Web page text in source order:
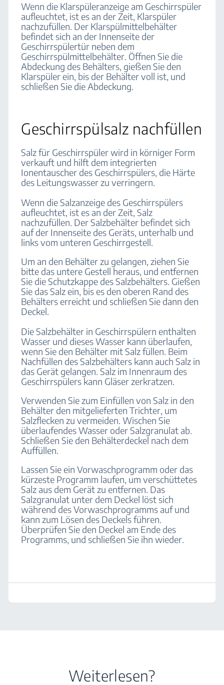
Wenn die Klarspüleranzeige am Geschirrspüler
aufleuchtet, ist es an der Zeit, Klarspüler
nachzufüllen. Der Klarspülmittelbehälter
befindet sich an der Innenseite der
Geschirrspülertür neben dem
Geschirrspülmittelbehälter. Öffnen Sie die
Abdeckung des Behälters, gießen Sie den
Klarspüler ein, bis der Behälter voll ist, und
schließen Sie die Abdeckung.
Geschirrspülsalz nachfüllen
Salz für Geschirrspüler wird in körniger Form
verkauft und hilft dem integrierten
Ionentauscher des Geschirrspülers, die Härte
des Leitungswasser zu verringern.
Wenn die Salzanzeige des Geschirrspülers
aufleuchtet, ist es an der Zeit, Salz
nachzufüllen. Der Salzbehälter befindet sich
auf der Innenseite des Geräts, unterhalb und
links vom unteren Geschirrgestell.
Um an den Behälter zu gelangen, ziehen Sie
bitte das untere Gestell heraus, und entfernen
Sie die Schutzkappe des Salzbehälters. Gießen
Sie das Salz ein, bis es den oberen Rand des
Behälters erreicht und schließen Sie dann den
Deckel.
Die Salzbehälter in Geschirrspülern enthalten
Wasser und dieses Wasser kann überlaufen,
wenn Sie den Behälter mit Salz füllen. Beim
Nachfüllen des Salzbehälters kann auch Salz in
das Gerät gelangen. Salz im Innenraum des
Geschirrspülers kann Gläser zerkratzen.
Verwenden Sie zum Einfüllen von Salz in den
Behälter den mitgelieferten Trichter, um
Salzflecken zu vermeiden. Wischen Sie
überlaufendes Wasser oder Salzgranulat ab.
Schließen Sie den Behälterdeckel nach dem
Auffüllen.
Lassen Sie ein Vorwaschprogramm oder das
kürzeste Programm laufen, um verschüttetes
Salz aus dem Gerät zu entfernen. Das
Salzgranulat unter dem Deckel löst sich
während des Vorwaschprogramms auf und
kann zum Lösen des Deckels führen.
Überprüfen Sie den Deckel am Ende des
Programms, und schließen Sie ihn wieder.
Weiterlesen?